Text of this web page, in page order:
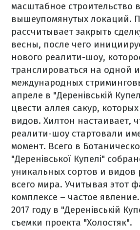
масштабное строительство
вышеупомянутых локаций.
рассчитывает закрыть
весны, после чего
нового реалити-шоу,
транслироваться на одной
международных
апреле в "Деренівській
цвести аллея сакур,
видов. Хилтон настаивает,
реалити-шоу стартовали
момент. Всего в
"Деренівської Купелі"
уникальных сортов и видов
всего мира. Учитывая этот
комплексе – частое
2017 году в "Деренівській
съемки проекта "Холостяк".